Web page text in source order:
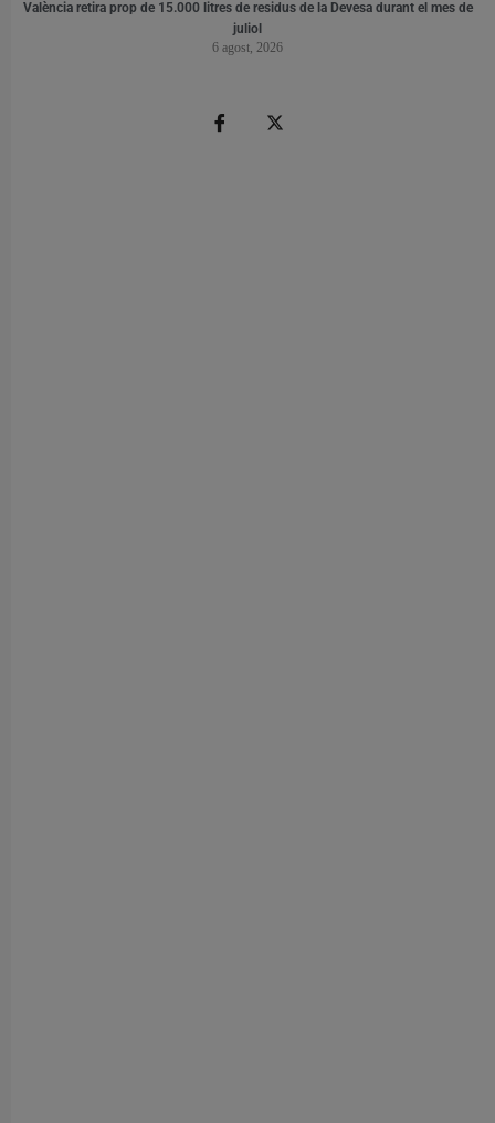
València retira prop de 15.000 litres de residus de la Devesa durant el mes de
juliol
6 agost, 2026